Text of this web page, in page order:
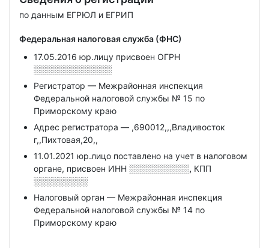
по данным ЕГРЮЛ и ЕГРИП
Федеральная налоговая служба (ФНС)
17.05.2016 юр.лицу присвоен ОГРН
░░░░░░░░░░░░░
Регистратор — Межрайонная инспекция
Федеральной налоговой службы № 15 по
Приморскому краю
Адрес регистратора — ,690012,,,Владивосток
г,,Пихтовая,20,,
11.01.2021 юр.лицо поставлено на учет в налоговом
органе, присвоен ИНН ░░░░░░░░░░, КПП
░░░░░░░░░
Налоговый орган — Межрайонная инспекция
Федеральной налоговой службы № 14 по
Приморскому краю